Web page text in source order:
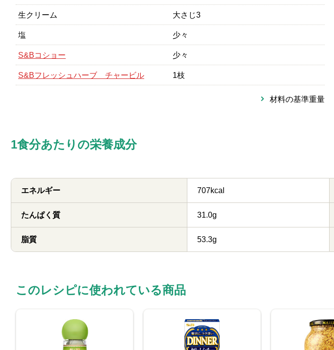
生クリーム 大さじ3
塩 少々
S&Bコショー 少々
S&Bフレッシュハーブ チャービル 1枝
材料の基準重量
1食分あたりの栄養成分
エネルギー 707kcal
たんぱく質 31.0g
脂質 53.3g
このレシピに使われている商品